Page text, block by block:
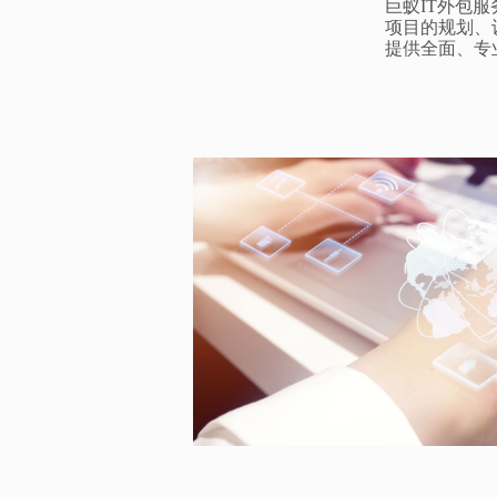
巨蚁IT外包服
项目的规划、
提供全面、专